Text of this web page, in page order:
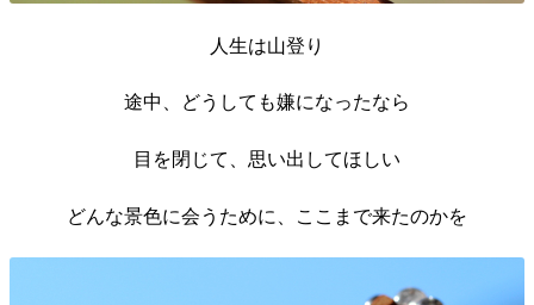
人生は山登り
途中、どうしても嫌になったなら
目を閉じて、思い出してほしい
どんな景色に会うために、ここまで来たのかを